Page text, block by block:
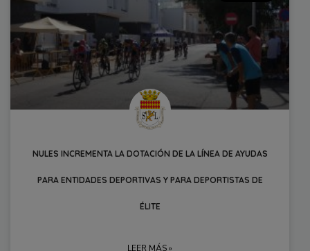
NULES INCREMENTA LA DOTACIÓN DE LA LÍNEA DE AYUDAS
PARA ENTIDADES DEPORTIVAS Y PARA DEPORTISTAS DE
ÉLITE
LEER MÁS »